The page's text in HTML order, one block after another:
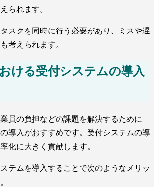
られます。
スクを同時に行う必要があり、ミスや遅
考えられます。
ける受付システムの導入
員の負担などの課題を解決するために
導入がおすすめです。受付システムの導
化に大きく貢献します。
テムを導入することで次のようなメリッ